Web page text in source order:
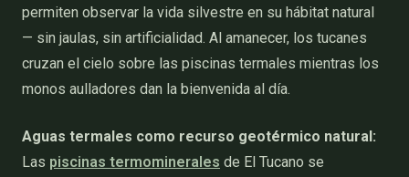
permiten observar la vida silvestre en su hábitat natural
— sin jaulas, sin artificialidad. Al amanecer, los tucanes
cruzan el cielo sobre las piscinas termales mientras los
monos aulladores dan la bienvenida al día.
Aguas termales como recurso geotérmico natural:
Las piscinas termominerales de El Tucano se